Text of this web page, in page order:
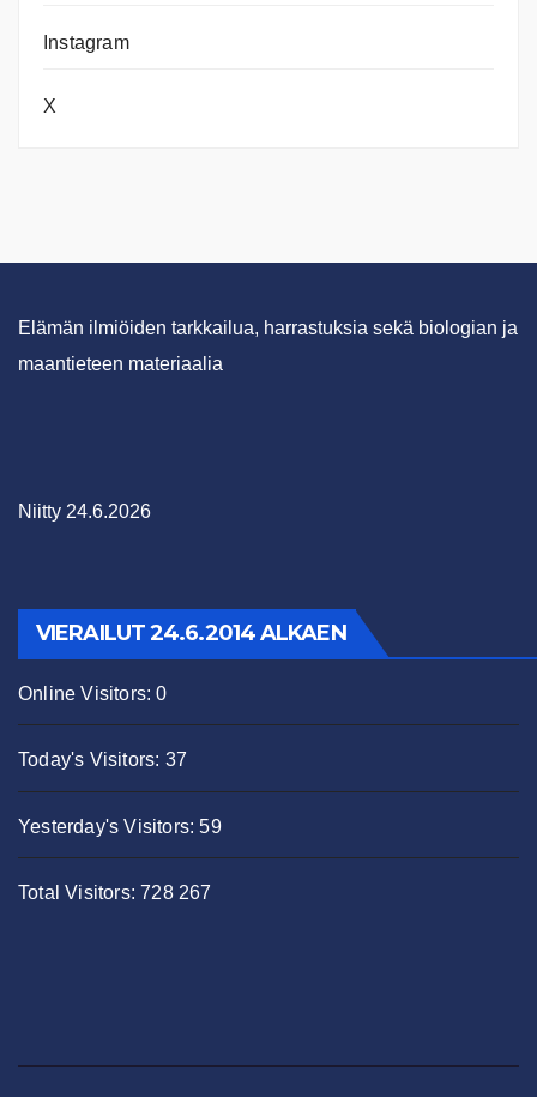
Instagram
X
Elämän ilmiöiden tarkkailua, harrastuksia sekä biologian ja
maantieteen materiaalia
Niitty 24.6.2026
VIERAILUT 24.6.2014 ALKAEN
Online Visitors:0
Today's Visitors: 37
Yesterday's Visitors:59
Total Visitors:728 267